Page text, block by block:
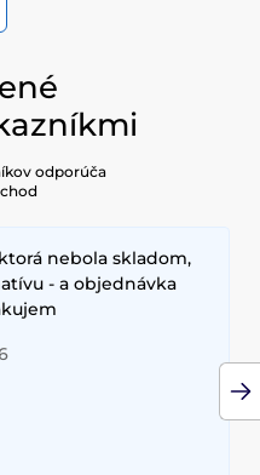
odporúča
nebola skladom,
- a objednávka